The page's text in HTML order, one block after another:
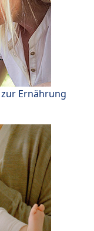
Ernährung